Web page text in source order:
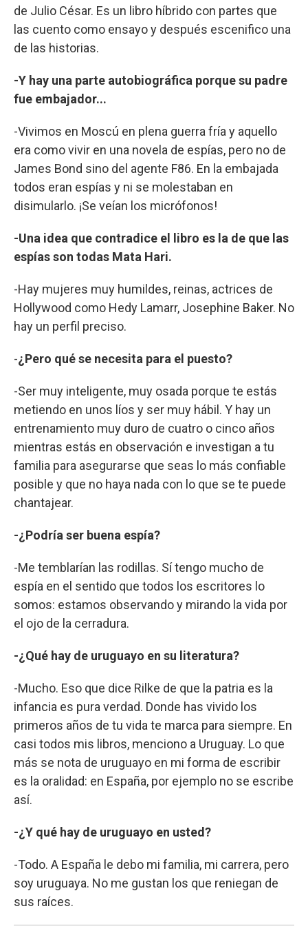
de Julio César. Es un libro híbrido con partes que
las cuento como ensayo y después escenifico una
de las historias.
-Y hay una parte autobiográfica porque su padre
fue embajador...
-Vivimos en Moscú en plena guerra fría y aquello
era como vivir en una novela de espías, pero no de
James Bond sino del agente F86. En la embajada
todos eran espías y ni se molestaban en
disimularlo. ¡Se veían los micrófonos!
-Una idea que contradice el libro es la de que las
espías son todas Mata Hari.
-Hay mujeres muy humildes, reinas, actrices de
Hollywood como Hedy Lamarr, Josephine Baker. No
hay un perfil preciso.
-¿Pero qué se necesita para el puesto?
-Ser muy inteligente, muy osada porque te estás
metiendo en unos líos y ser muy hábil. Y hay un
entrenamiento muy duro de cuatro o cinco años
mientras estás en observación e investigan a tu
familia para asegurarse que seas lo más confiable
posible y que no haya nada con lo que se te puede
chantajear.
-¿Podría ser buena espía?
-Me temblarían las rodillas. Sí tengo mucho de
espía en el sentido que todos los escritores lo
somos: estamos observando y mirando la vida por
el ojo de la cerradura.
-¿Qué hay de uruguayo en su literatura?
-Mucho. Eso que dice Rilke de que la patria es la
infancia es pura verdad. Donde has vivido los
primeros años de tu vida te marca para siempre. En
casi todos mis libros, menciono a Uruguay. Lo que
más se nota de uruguayo en mi forma de escribir
es la oralidad: en España, por ejemplo no se escribe
así.
-¿Y qué hay de uruguayo en usted?
-Todo. A España le debo mi familia, mi carrera, pero
soy uruguaya. No me gustan los que reniegan de
sus raíces.